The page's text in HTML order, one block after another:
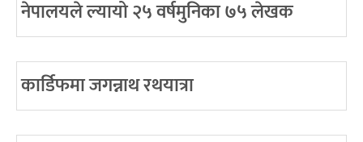
नेपालयले ल्यायो २५ वर्षमुनिका ७५ लेखक
कार्डिफमा जगन्नाथ रथयात्रा